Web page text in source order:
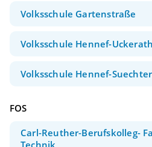
Volksschule Gartenstraße
Volksschule Hennef-Uckerath
Volksschule Hennef-
FOS
Carl-Reuther-Berufskolleg-